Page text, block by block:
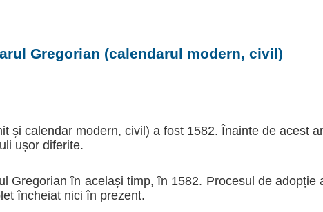
Gregorian (calendarul modern, civil)
și calendar modern, civil) a fost 1582. Înainte de acest
ușor diferite.
Gregorian în același timp, în 1582. Procesul de adopție
încheiat nici în prezent.